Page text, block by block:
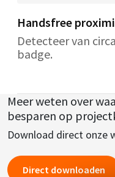
Handsfree
Detecteer van
badge.
Meer weten over
besparen op
Download direct onze
Direct downloaden